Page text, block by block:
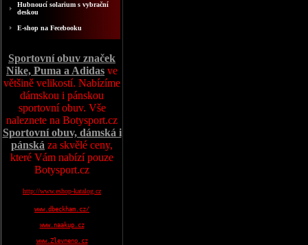
Hubnoucí solarium s vybrační
deskou
E-shop na Fecebooku
Sportovní obuv značek
Nike, Puma a Adidas ve
většině velikostí. Nabízíme
dámskou i pánskou
sportovní obuv. Vše
naleznete na Botysport.cz
Sportovní obuv, dámská i
pánská za skvělé ceny,
které Vám nabízí pouze
Botysport.cz
http://www.eshop-katalog.cz
www.dbeckham.cz/
www.naakup.cz
www.Zlevneno.cz